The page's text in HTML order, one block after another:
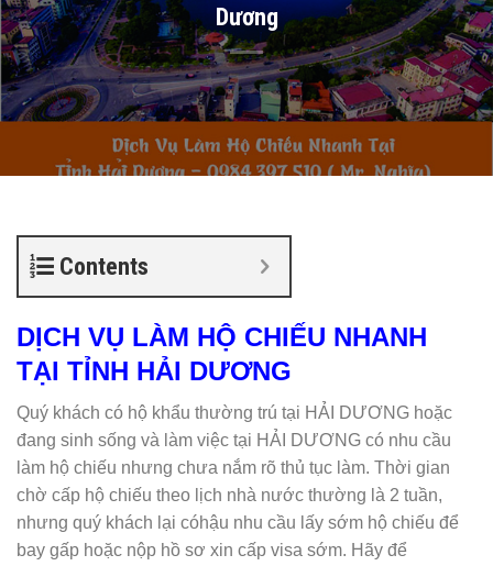
Dương
Contents
DỊCH VỤ LÀM HỘ CHIẾU NHANH
TẠI TỈNH HẢI DƯƠNG
Quý khách có hộ khẩu thường trú tại HẢI DƯƠNG hoặc
đang sinh sống và làm việc tại HẢI DƯƠNG có nhu cầu
làm hộ chiếu nhưng chưa nắm rõ thủ tục làm. Thời gian
chờ cấp hộ chiếu theo lịch nhà nước thường là 2 tuần,
nhưng quý khách lại cóhậu nhu cầu lấy sớm hộ chiếu để
bay gấp hoặc nộp hồ sơ xin cấp visa sớm. Hãy để